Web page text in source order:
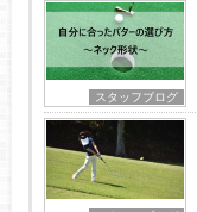
スタッフブログ